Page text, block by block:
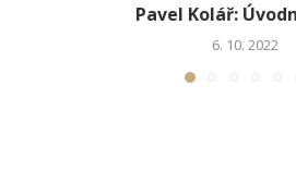
Pavel Kolář:
6. 10. 2022